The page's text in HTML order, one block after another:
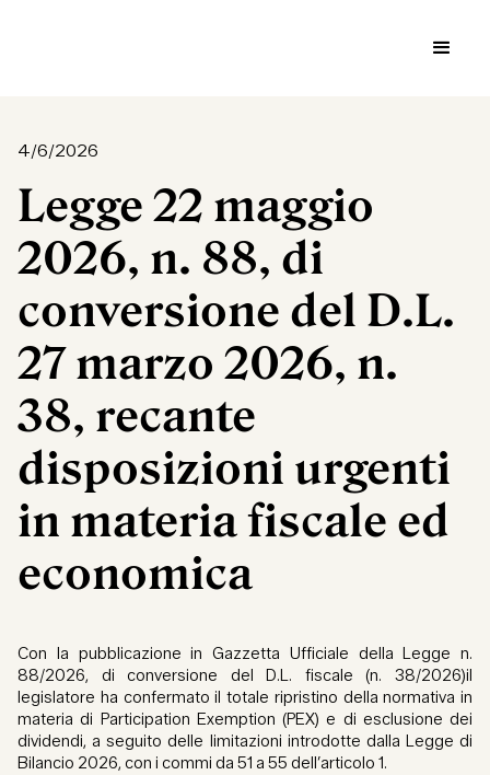
4/6/2026
Legge 22 maggio
2026, n. 88, di
conversione del D.L.
27 marzo 2026, n.
38, recante
disposizioni urgenti
in materia fiscale ed
economica
Con la pubblicazione in Gazzetta Ufficiale della Legge n.
88/2026, di conversione del D.L. fiscale (n. 38/2026)il
legislatore ha confermato il totale ripristino della normativa in
materia di Participation Exemption (PEX) e di esclusione dei
dividendi, a seguito delle limitazioni introdotte dalla Legge di
Bilancio 2026, con i commi da 51 a 55 dell’articolo 1.